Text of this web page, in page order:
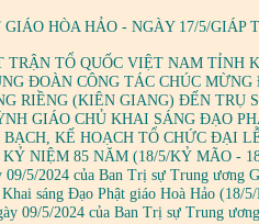
HÒA HẢO - NGÀY 17/5/GIÁP
TRẬN TỔ QUỐC VIỆT NAM TỈNH
ĐOÀN CÔNG TÁC CHÚC
RIỀNG (KIÊN GIANG) ĐẾN TRỤ
GIÁO CHỦ KHAI SÁNG ĐẠO
KẾ HOẠCH TỔ CHỨC ĐẠI
NIỆM 85 NĂM (18/5/KỶ MÃO -
09/5/2024 của Ban Trị sự Trung
sáng Đạo Phật giáo Hoà Hảo (18/
09/5/2024 của Ban Trị sự Trung